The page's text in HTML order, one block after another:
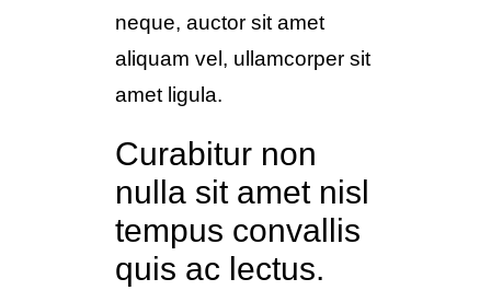
neque, auctor sit amet
aliquam vel, ullamcorper sit
amet ligula.
Curabitur non
nulla sit amet nisl
tempus convallis
quis ac lectus.